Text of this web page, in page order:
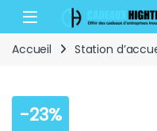
Skip to navigation
Skip to content
Open
Accueil Station
-23%